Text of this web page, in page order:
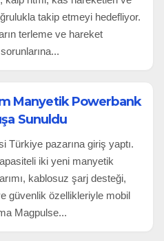
takip etmeyi hedefliyor.
terleme ve hareket
Manyetik Powerbank
Sunuldu
Türkiye pazarına giriş yaptı.
iki yeni manyetik
kablosuz şarj desteği,
güvenlik özellikleriyle mobil
Magpulse...